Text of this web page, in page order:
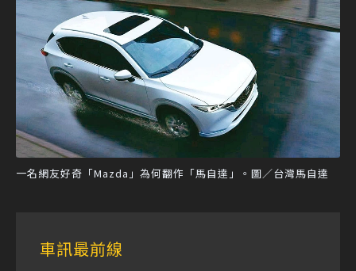
一名網友好奇「Mazda」為何翻作「馬自達」。圖／台灣馬自達
車訊最前線